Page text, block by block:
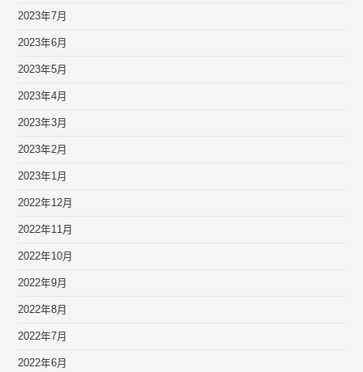
2023年7月
2023年6月
2023年5月
2023年4月
2023年3月
2023年2月
2023年1月
2022年12月
2022年11月
2022年10月
2022年9月
2022年8月
2022年7月
2022年6月